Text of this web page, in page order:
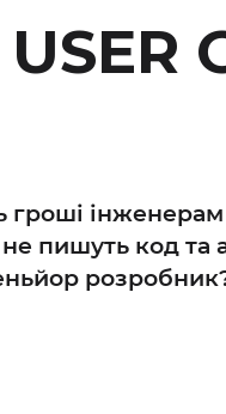
гроші
пишуть код та